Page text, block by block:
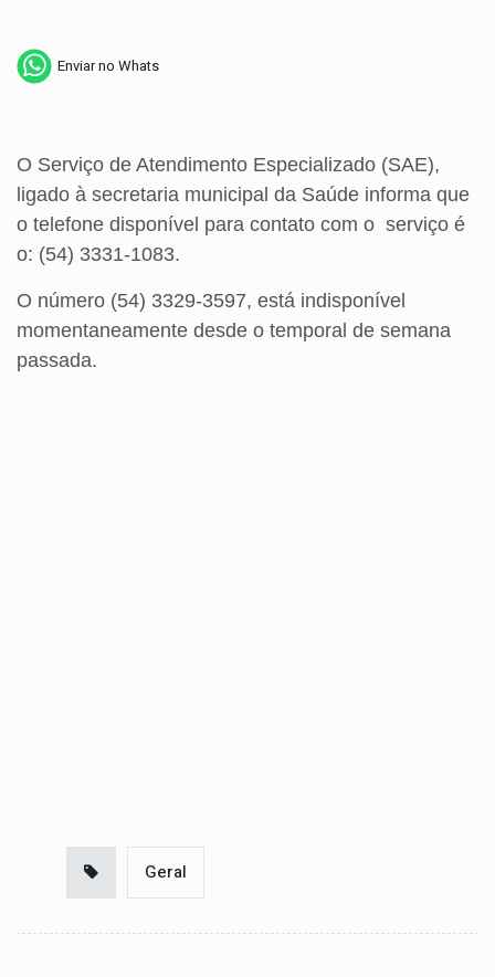
Enviar no Whats
O Serviço de Atendimento Especializado (SAE),
ligado à secretaria municipal da Saúde informa que
o telefone disponível para contato com o serviço é
o: (54) 3331-1083.
O número (54) 3329-3597, está indisponível
momentaneamente desde o temporal de semana
passada.
Geral